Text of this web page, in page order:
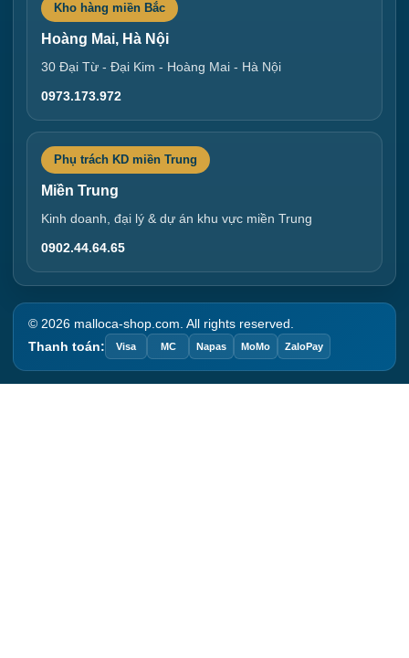
Kho hàng miền Bắc
Hoàng Mai, Hà Nội
30 Đại Từ - Đại Kim - Hoàng Mai - Hà Nội
0973.173.972
Phụ trách KD miền Trung
Miền Trung
Kinh doanh, đại lý & dự án khu vực miền Trung
0902.44.64.65
© 2026 malloca-shop.com. All rights reserved.
Thanh toán:
Visa MC Napas MoMo ZaloPay